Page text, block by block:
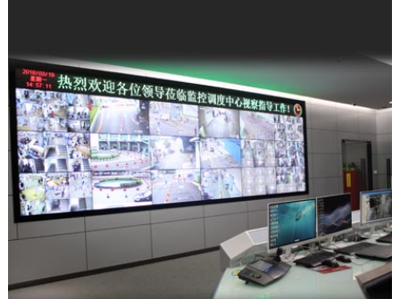
天维公司连续斩获多项…
公司新闻| 2025-12-09
富晋天维承建的解放军某部数据中心动力
环境综合系统工程项目顺…
公司新闻| 2026-05-21